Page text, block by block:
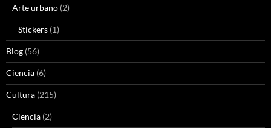
Arte urbano (2)
Stickers (1)
Blog (56)
Ciencia (6)
Cultura (215)
Ciencia (2)